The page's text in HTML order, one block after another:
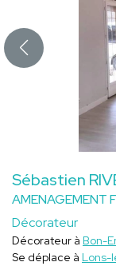
Sébastien
AMENAGEMENT
Décorateur
Décorateur à Bon-
Se déplace à Lons-